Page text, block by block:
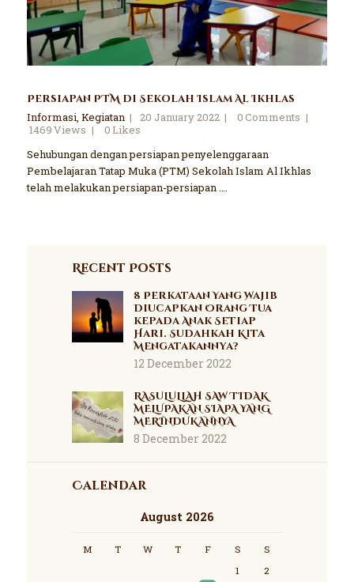
Persiapan PTM di Sekolah Islam Al Ikhlas
Informasi, Kegiatan 20 January 2022 0Comments
1469Views 0Likes
Sehubungan dengan persiapan penyelenggaraan
Pembelajaran Tatap Muka (PTM) Sekolah Islam Al Ikhlas
telah melakukan persiapan-persiapan ….
Recent Posts
8 Perkataan Yang Wajib
Diucapkan Orang Tua
kepada Anak Setiap
Hari. Sudahkah Kita
Mengatakannya?
12 December 2022
RASULULLAH SAW TIDAK
MELUPAKAN SIAPA YANG
MERINDUKANNYA
8 December 2022
Calendar
August 2026
M T W T F S
S
1
2